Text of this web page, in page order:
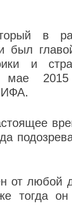
в
был
и
мае
от любой
тогда